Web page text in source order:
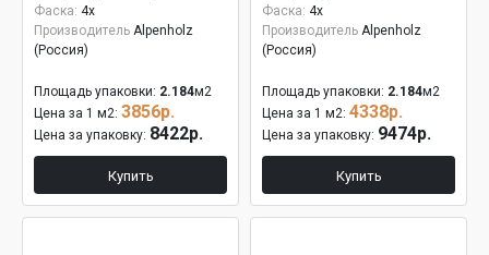
Фаска: 4x
Производитель Alpenholz
(Россия)
Площадь упаковки: 2.184м2
Цена за 1 м2: 3856р.
Цена за упаковку: 8422р.
Купить
Фаска: 4x
Производитель Alpenholz
(Россия)
Площадь упаковки: 2.184м2
Цена за 1 м2: 4338р.
Цена за упаковку: 9474р.
Купить